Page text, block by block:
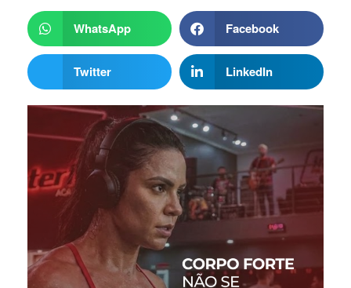
WhatsApp Facebook
Twitter LinkedIn